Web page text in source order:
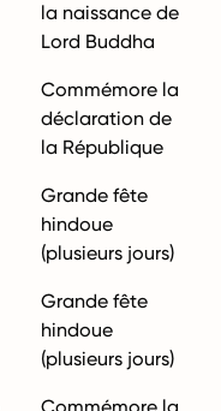
la naissance de
Lord Buddha
Commémore la
déclaration de
la République
Grande fête
hindoue
(plusieurs jours)
Grande fête
hindoue
(plusieurs jours)